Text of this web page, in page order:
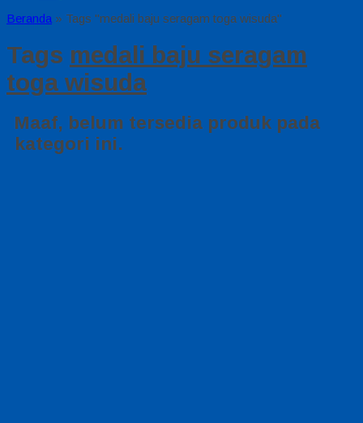
Beranda » Tags "medali baju seragam toga wisuda"
Tags medali baju seragam
toga wisuda
Maaf, belum tersedia produk pada
kategori ini.